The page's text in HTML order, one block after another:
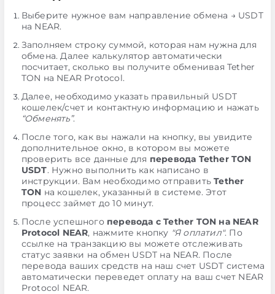
Выберите нужное вам направление обмена → USDT
на NEAR.
Заполняем строку суммой, которая нам нужна для
обмена. Далее калькулятор автоматически
посчитает, сколько вы получите обменивая Tether
TON на NEAR Protocol.
Далее, необходимо указать правильный USDT
кошелек/счет и контактную информацию и нажать
“Обменять”.
После того, как вы нажали на кнопку, вы увидите
дополнительное окно, в котором вы можете
проверить все данные для перевода Tether TON
USDT. Нужно выполнить как написано в
инструкции. Вам необходимо отправитьTether
TON на кошелек, указанный в системе. Этот
процесс займет до 10 минут.
После успешного перевода с Tether TON на NEAR
Protocol NEAR, нажмите кнопку "Я оплатил". По
ссылке на транзакцию вы можете отслеживать
статус заявки на обмен USDT на NEAR. После
перевода ваших средств на наш счет USDT система
автоматически переведет оплату на ваш счет NEAR
Protocol NEAR.